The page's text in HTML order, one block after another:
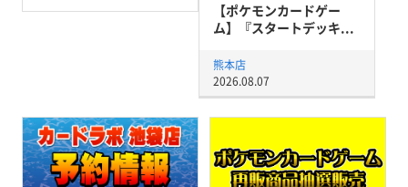
【ポケモンカードゲー
ム】『スタートデッキ...
熊本店
2026.08.07